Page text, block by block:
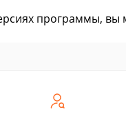
программы,